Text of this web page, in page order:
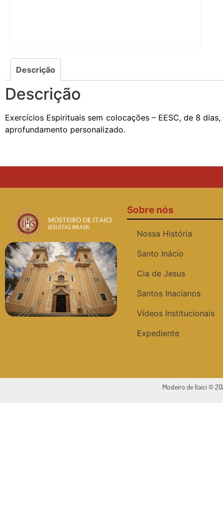
Descrição
Descrição
Exercícios Espirituais sem colocações – EESC, de 8
aprofundamento personalizado.
Sobre nós
Nossa História
Santo Inácio
Cia de Jesus
Santos Inacianos
Vídeos Institucionais
Expediente
Mosteiro de Itaici ©